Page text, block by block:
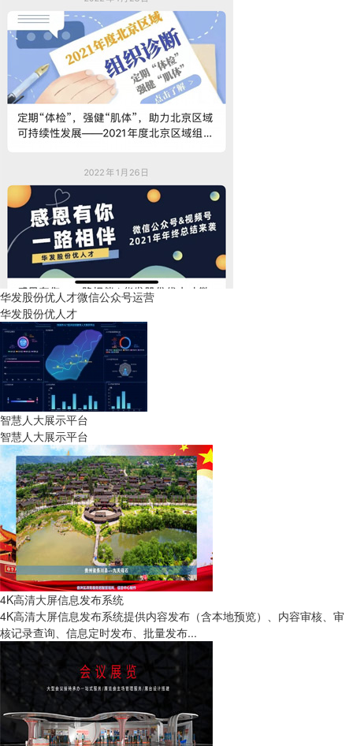
华发股份优人才微信公众号运营
华发股份优人才
智慧人大展示平台
智慧人大展示平台
4K高清大屏信息发布系统
4K高清大屏信息发布系统提供内容发布（含本地预览）、内容审核、审
核记录查询、信息定时发布、批量发布...